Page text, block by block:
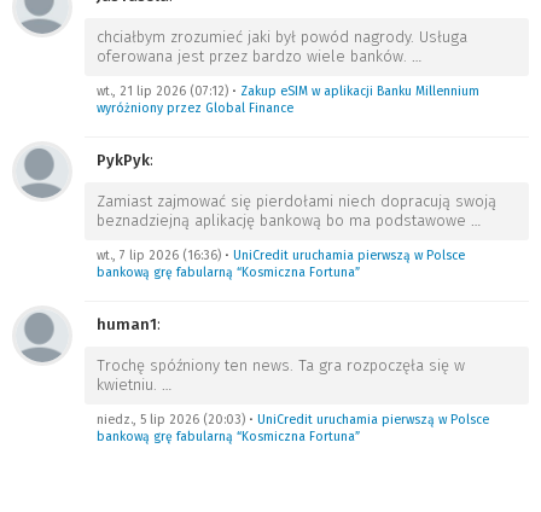
chciałbym zrozumieć jaki był powód nagrody. Usługa
oferowana jest przez bardzo wiele banków.
wt., 21 lip 2026 (07:12) • Zakup eSIM w aplikacji Banku Millennium
wyróżniony przez Global Finance
PykPyk:
Zamiast zajmować się pierdołami niech dopracują swoją
beznadziejną aplikację bankową bo ma podstawowe
wt., 7 lip 2026 (16:36) • UniCredit uruchamia pierwszą w Polsce
bankową grę fabularną “Kosmiczna Fortuna”
human1:
Trochę spóźniony ten news. Ta gra rozpoczęła się w
kwietniu.
niedz., 5 lip 2026 (20:03) • UniCredit uruchamia pierwszą w Polsce
bankową grę fabularną “Kosmiczna Fortuna”